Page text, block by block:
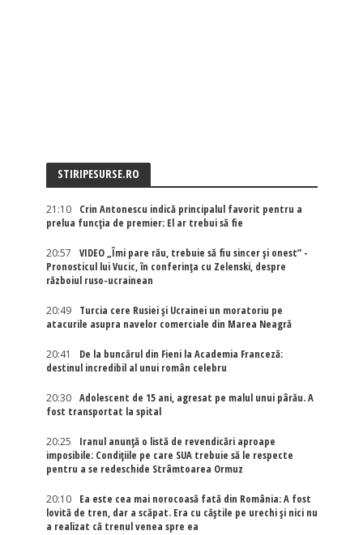
STIRIPESURSE.RO
21:10
Crin Antonescu indică principalul favorit pentru a
prelua funcția de premier: El ar trebui să fie
20:57
VIDEO „Îmi pare rău, trebuie să fiu sincer și onest” -
Pronosticul lui Vucic, în conferința cu Zelenski, despre
războiul ruso-ucrainean
20:49
Turcia cere Rusiei și Ucrainei un moratoriu pe
atacurile asupra navelor comerciale din Marea Neagră
20:41
De la buncărul din Fieni la Academia Franceză:
destinul incredibil al unui român celebru
20:30
Adolescent de 15 ani, agresat pe malul unui pârău. A
fost transportat la spital
20:25
Iranul anunță o listă de revendicări aproape
imposibile: Condițiile pe care SUA trebuie să le respecte
pentru a se redeschide Strâmtoarea Ormuz
20:10
Ea este cea mai norocoasă fată din România: A fost
lovită de tren, dar a scăpat. Era cu căștile pe urechi și nici nu
a realizat că trenul venea spre ea